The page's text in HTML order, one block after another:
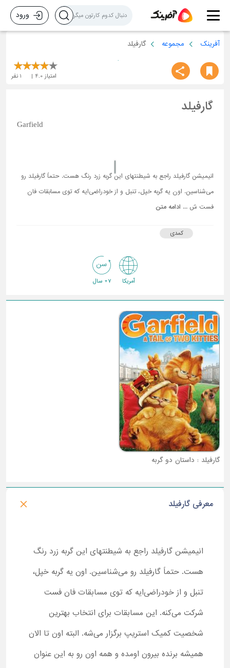
ورود
آفرینک مجموعه گارفیلد
امتیاز 4.0
1 نفر
گارفیلد
Garfield
انیمیشن گارفیلد راجع به شیطنتهای این گربه زرد رنگ هست. حتماً گارفیلد رو
می‌شناسین. اون یه گربه خپل، تنبل و از خودراضی‌ایه که توی مسابقات فان
فست ش ... ادامه متن
کمدی
آمریکا 7+ سال
گارفیلد : داستان دو گربه
معرفی گارفیلد
انیمیشن گارفیلد راجع به شیطنتهای این گربه زرد رنگ
هست. حتماً گارفیلد رو می‌شناسین. اون یه گربه خپل،
تنبل و از خودراضی‌ایه که توی مسابقات فان فست
شرکت می‌کنه. این مسابقات برای انتخاب بهترین
شخصیت کمیک استریپ برگزار می‌شه. البته اون تا الان
همیشه برنده بیرون اومده و همه اون رو به این عنوان